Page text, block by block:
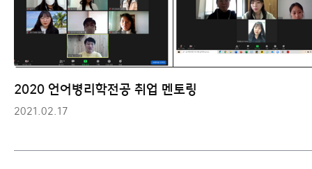
2020 언어병리학전공 취업 멘토링
2021.02.17